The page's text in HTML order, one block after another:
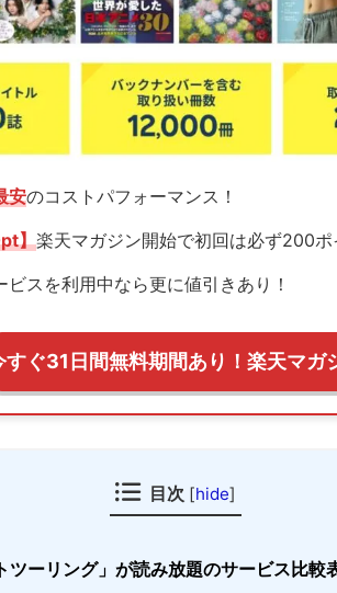
安のコストパフォーマンス！
】楽天マガジン開始で初回は必ず200ポ
ビスを利用中なら更に値引きあり！
すぐ31日間無料期間あり！楽天マガ
目次 [hide]
ツーリング」が読み放題のサービス比較